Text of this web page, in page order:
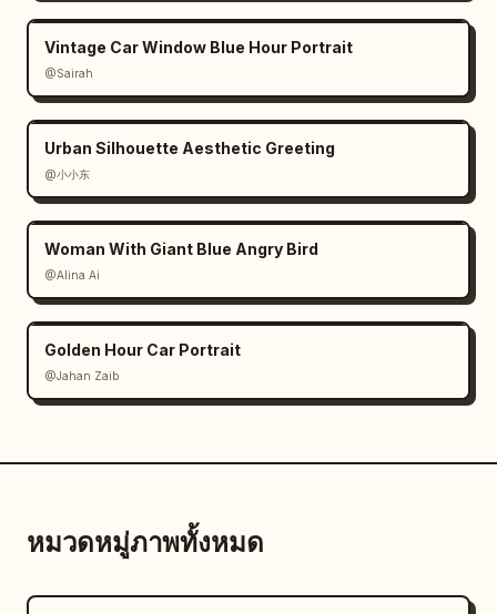
Vintage Car Window Blue Hour Portrait
@Sairah
Urban Silhouette Aesthetic Greeting
@小小东
Woman With Giant Blue Angry Bird
@Alina Ai
Golden Hour Car Portrait
@Jahan Zaib
หมวดหมู่ภาพทั้งหมด